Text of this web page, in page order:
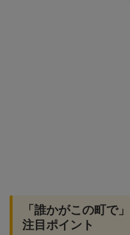
「誰かがこの町で
注目ポイント